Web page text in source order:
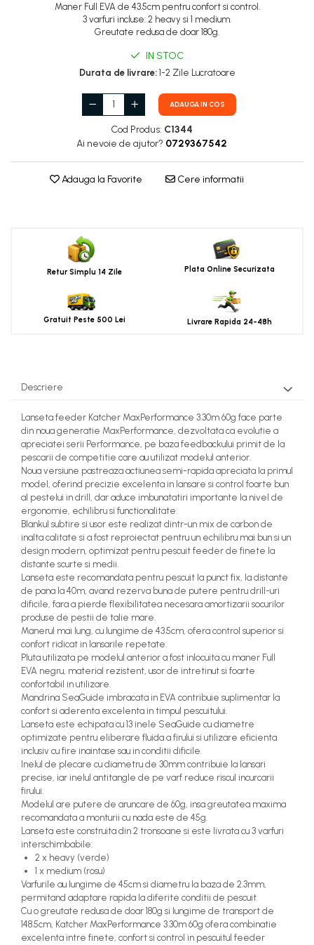
Maner Full EVA de 43.5cm pentru confort si control.
3 varfuri incluse: 2 heavy si 1 medium.
Greutate redusa de doar 180g.
IN STOC
Durata de livrare:1-2 Zile Lucratoare
ADAUGA IN COS
Cod Produs: C1344
Ai nevoie de ajutor? 0729367542
Adauga la Favorite Cere informatii
Retur Simplu 14 Zile Plata Online Securizata
Gratuit Peste 500 Lei Livrare Rapida 24-48h
Descriere
Lanseta feeder Katcher MaxPerformance 3.30m 60g face parte
din noua generatie MaxPerformance, dezvoltata ca evolutie a
apreciatei serii Performance, pe baza feedbackului primit de la
pescarii de competitie care au utilizat modelul anterior.
Noua versiune pastreaza actiunea semi-rapida apreciata la primul
model, oferind precizie excelenta in lansare si control foarte bun
al pestelui in drill, dar aduce imbunatatiri importante la nivel de
ergonomie, echilibru si functionalitate.
Blankul subtire si usor este realizat dintr-un mix de carbon de
inalta calitate si a fost reproiectat pentru un echilibru mai bun si un
design modern, optimizat pentru pescuit feeder de finete la
distante scurte si medii.
Lanseta este recomandata pentru pescuit la punct fix, la distante
de pana la 40m, avand rezerva buna de putere pentru drill-uri
dificile, fara a pierde flexibilitatea necesara amortizarii socurilor
produse de pestii de talie mare.
Manerul mai lung, cu lungime de 43.5cm, ofera control superior si
confort ridicat in lansarile repetate.
Pluta utilizata pe modelul anterior a fost inlocuita cu maner Full
EVA negru, material rezistent, usor de intretinut si foarte
confortabil in utilizare.
Mandrina SeaGuide imbracata in EVA contribuie suplimentar la
confort si aderenta excelenta in timpul pescuitului.
Lanseta este echipata cu 13 inele SeaGuide cu diametre
optimizate pentru eliberare fluida a firului si utilizare eficienta
inclusiv cu fire inaintase sau in conditii dificile.
Inelul de plecare cu diametru de 30mm contribuie la lansari
precise, iar inelul antitangle de pe varf reduce riscul incurcarii
firului.
Modelul are putere de aruncare de 60g, insa greutatea maxima
recomandata a monturii cu nada este de 45g.
Lanseta este construita din 2 tronsoane si este livrata cu 3 varfuri
interschimbabile:
2 x heavy (verde)
1 x medium (rosu)
Varfurile au lungime de 45cm si diametru la baza de 2.3mm,
permitand adaptare rapida la diferite conditii de pescuit.
Cu o greutate redusa de doar 180g si lungime de transport de
148.5cm, Katcher MaxPerformance 3.30m 60g ofera combinatie
excelenta intre finete, confort si control in pescuitul feeder